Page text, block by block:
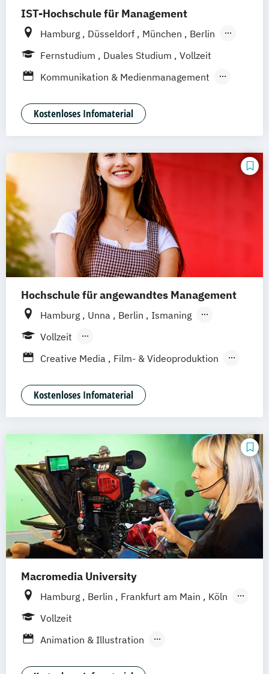
IST-Hochschule für Management
Hamburg Düsseldorf München
Berlin
Weil am Rhein
Frankfurt am Main
Essen
Fernstudium Duales Studium
Vollzeit
Kommunikation & Medienmanagement
Medienökonom
Public Relations Hochschulzertifikat
Kostenloses Infomaterial
Hochschule für angewandtes Management
Hamburg Unna Berlin
Ismaning
Mannheim
Stuttgart
Vollzeit
Berufsbegleitendes Präsenzstudium
Creative Media
Film- & Videoproduktion
Media Studies Medienmanagement
Medienpsychologie Musikproduktion
Kostenloses Infomaterial
Macromedia University
Hamburg Berlin Frankfurt am Main
Köln
Leipzig
Vollzeit
Animation & Illustration